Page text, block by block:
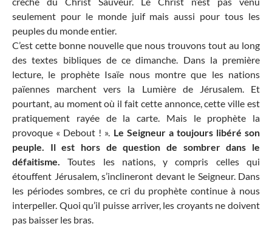
seulement pour le monde juif mais aussi pour tous les
peuples du monde entier.
C’est cette bonne nouvelle que nous trouvons tout au long
des textes bibliques de ce dimanche. Dans la première
lecture, le prophète Isaïe nous montre que les nations
païennes marchent vers la Lumière de Jérusalem. Et
pourtant, au moment où il fait cette annonce, cette ville est
pratiquement rayée de la carte. Mais le prophète la
provoque « Debout ! ». Le Seigneur a toujours libéré son
peuple. Il est hors de question de sombrer dans le
défaitisme. Toutes les nations, y compris celles qui
étouffent Jérusalem, s’inclineront devant le Seigneur. Dans
les périodes sombres, ce cri du prophète continue à nous
interpeller. Quoi qu’il puisse arriver, les croyants ne doivent
pas baisser les bras.